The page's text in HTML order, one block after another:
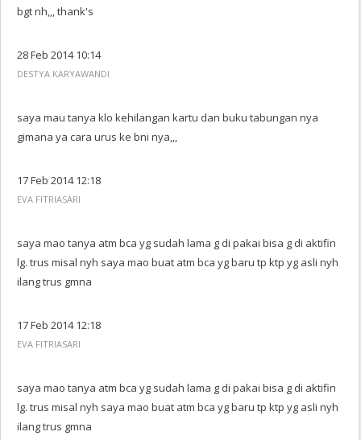
bgt nh,,, thank's
28 Feb 2014 10:14
DESTYA KARYAWANDI
saya mau tanya klo kehilangan kartu dan buku tabungan nya
gimana ya cara urus ke bni nya,,,
17 Feb 2014 12:18
EVA FITRIASARI
saya mao tanya atm bca yg sudah lama g di pakai bisa g di aktifin
lg. trus misal nyh saya mao buat atm bca yg baru tp ktp yg asli nyh
ilang trus gmna
17 Feb 2014 12:18
EVA FITRIASARI
saya mao tanya atm bca yg sudah lama g di pakai bisa g di aktifin
lg. trus misal nyh saya mao buat atm bca yg baru tp ktp yg asli nyh
ilang trus gmna